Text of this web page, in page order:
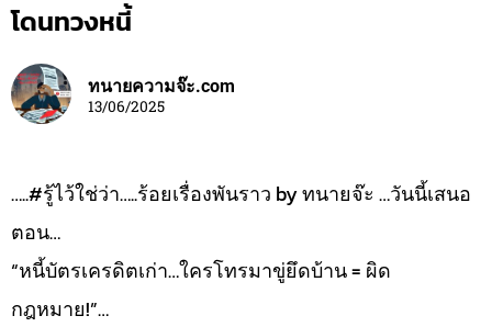
โดนทวงหนี้
ทนายความจ๊ะ.com
13/06/2025
…..#รู้ไว้ใช่ว่า…..ร้อยเรื่องพันราว by ทนายจ๊ะ …วันนี้เสนอ
ตอน…
“หนี้บัตรเครดิตเก่า…ใครโทรมาขู่ยึดบ้าน = ผิด
กฎหมาย!”…